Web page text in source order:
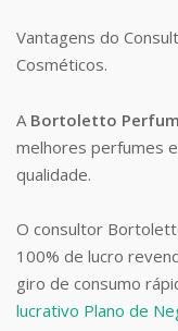
Vantagens do
Cosméticos.
A Bortoletto
melhores perfumes
qualidade.
O consultor
100% de lucro
giro de consumo
lucrativo Plano de